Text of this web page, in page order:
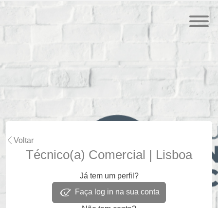
Voltar
Técnico(a) Comercial | Lisboa
Já tem um perfil?
Faça log in na sua conta